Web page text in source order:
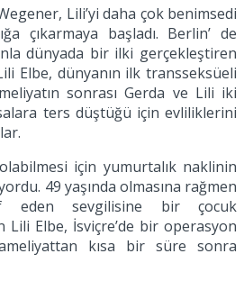
Lili’yi daha çok benimsedi
çıkarmaya başladı. Berlin’ de
dünyada bir ilki gerçekleştiren
Elbe, dünyanın ilk transseksüeli
sonrası Gerda ve Lili iki
ters düştüğü için evliliklerini
için yumurtalık naklinin
49 yaşında olmasına rağmen
eden sevgilisine bir çocuk
Lili Elbe, İsviçre’de bir operasyon
kısa bir süre sonra